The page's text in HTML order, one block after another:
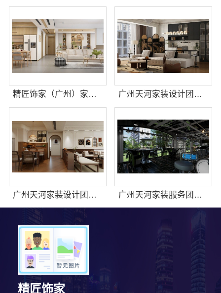
精匠饰家（广州）家居建材有限公司提供广州家装公司全屋装修 广州天河家装设计团队拎包入住精匠饰家
广州天河家装设计团队精匠饰家，拎包入住不再是梦 广州天河家装服务团队精装房改造，精匠饰家专业贴心
精匠饰家